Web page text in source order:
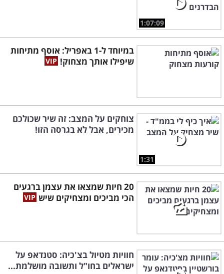
1:07:09
במיוחד ל-1 באפריל: אוסף מתיחות
שיפילו אותך מצחוק!
1:31
צוחקים על המצב: זה שיר שכולכם
מכירים, אבל לא בגרסה הזו!
20 חיות שמצאו את עצמן ברגעים
הכי מביכים ומצחיקים שיש
חוויות מטיול בצ'כיה: סטנדאפ על
ישראלים בחו"ל ותשובה מושלמת...